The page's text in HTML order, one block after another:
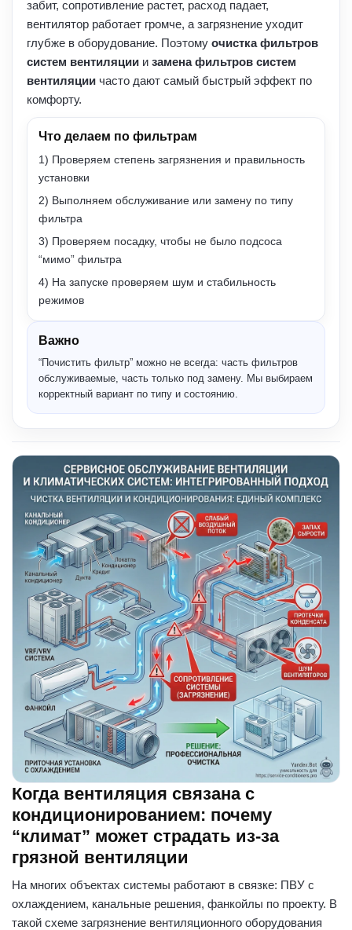
забит, сопротивление растет, расход падает,
вентилятор работает громче, а загрязнение уходит
глубже в оборудование. Поэтому очистка фильтров
систем вентиляции и замена фильтров систем
вентиляции часто дают самый быстрый эффект по
комфорту.
Что делаем по фильтрам
1) Проверяем степень загрязнения и правильность
установки
2) Выполняем обслуживание или замену по типу
фильтра
3) Проверяем посадку, чтобы не было подсоса
“мимо” фильтра
4) На запуске проверяем шум и стабильность
режимов
Важно
“Почистить фильтр” можно не всегда: часть фильтров
обслуживаемые, часть только под замену. Мы выбираем
корректный вариант по типу и состоянию.
Когда вентиляция связана с
кондиционированием: почему
“климат” может страдать из-за
грязной вентиляции
На многих объектах системы работают в связке: ПВУ с
охлаждением, канальные решения, фанкойлы по проекту. В
такой схеме загрязнение вентиляционного оборудования